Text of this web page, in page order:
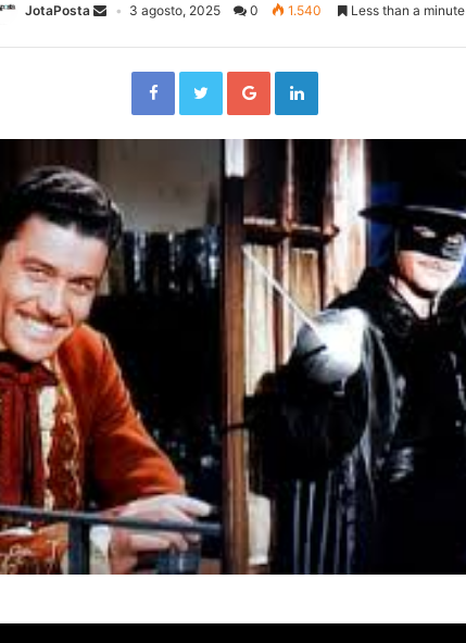
JotaPosta 3 agosto, 2025 0 1.540 Less than a minute
FacebookTwitterGoogle+LinkedIn